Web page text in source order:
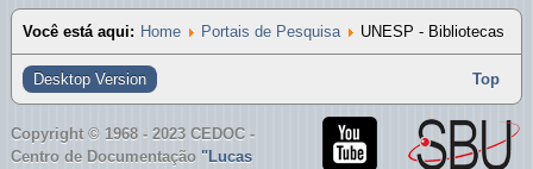
UNESP - Bibliotecas
USP - Bibliotecas
Você está aqui: Home Portais de Pesquisa UNESP - Bibliotecas
Desktop Version Top
Copyright © 1968 - 2023 CEDOC -
Centro de Documentação "Lucas